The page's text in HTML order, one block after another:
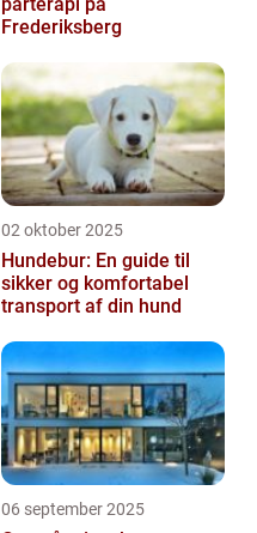
Frederiksberg
02 oktober 2025
Hundebur: En guide til
sikker og komfortabel
transport af din hund
06 september 2025